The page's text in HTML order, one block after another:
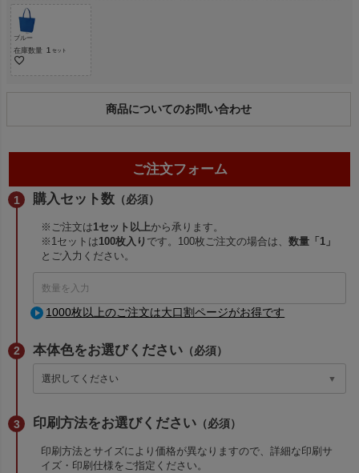
ブルー
在庫数量 1
商品についてのお問い合わせ
ご注文フォーム
購入セット数 （必須）
※ご注文は1セット以上から承ります。
※1セットは100枚入り です。100枚ご注文の場合は、数量「1」
とご入力ください。
1000枚以上のご注文は大口割ページがお得です
本体色をお選びください （必須）
印刷方法をお選びください （必須）
印刷方法とサイズにより価格が異なりますので、詳細な印刷サ
イズ・印刷仕様をご指定ください。